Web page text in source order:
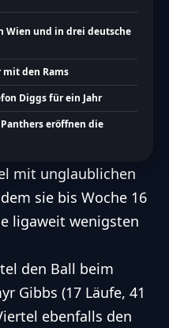
Wien und in drei deutsche
den Rams
Diggs für ein Jahr
eröffnen die
mit unglaublichen
sie bis Woche 16
ligaweit wenigsten
den Ball beim
Gibbs (17 Läufe, 41
ebenfalls den